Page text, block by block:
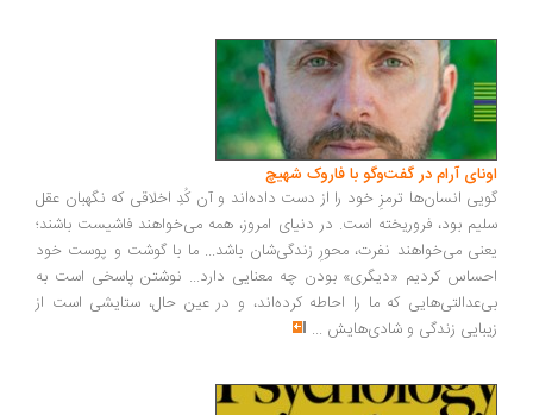
اونای آرام در گفت‌وگو با فاروک شهیچ‭
گویی انسان‌ها ترمزِ خود را از دست داده‌اند و آن کُدِ اخلاقی که نگهبان عقل
سلیم بود، فروریخته است. در دنیای امروز، همه می‌خواهند فاشیست باشند؛
یعنی می‌خواهند نفرت، محورِ زندگی‌شان باشد... ما با گوشت و پوست خود
احساس کردیم «دیگری» بودن چه معنایی دارد... نوشتن پاسخی است به
بی‌عدالتی‌هایی که ما را احاطه کرده‌اند، و در عین حال، ستایشی است از
زیبایی زندگی و شادی‌هایش ...